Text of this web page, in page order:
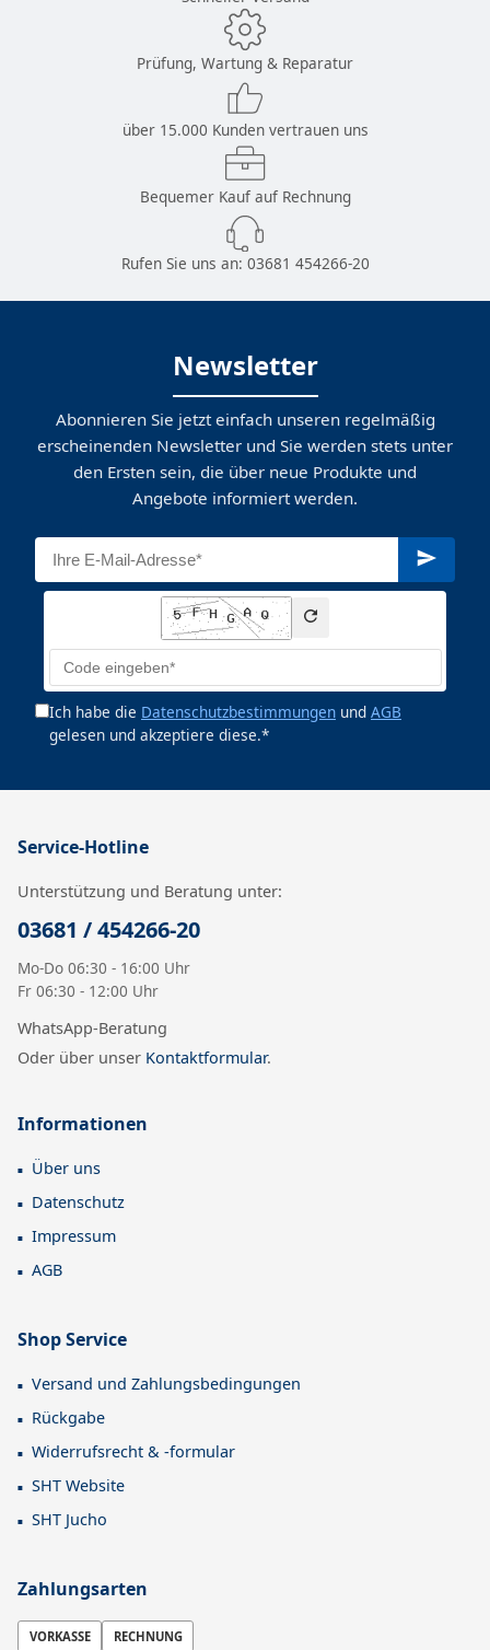
Prüfung, Wartung & Reparatur
über 15.000 Kunden vertrauen uns
Bequemer Kauf auf Rechnung
Rufen Sie uns an: 03681 454266-20
Newsletter
Abonnieren Sie jetzt einfach unseren regelmäßig
erscheinenden Newsletter und Sie werden stets unter
den Ersten sein, die über neue Produkte und
Angebote informiert werden.
Ich habe die Datenschutzbestimmungen und AGB
gelesen und akzeptiere diese.*
Service-Hotline
Unterstützung und Beratung unter:
03681 / 454266-20
Mo-Do 06:30 - 16:00 Uhr
Fr 06:30 - 12:00 Uhr
WhatsApp-Beratung
Oder über unser Kontaktformular.
Informationen
Über uns
Datenschutz
Impressum
AGB
Shop Service
Versand und Zahlungsbedingungen
Rückgabe
Widerrufsrecht & -formular
SHT Website
SHT Jucho
Zahlungsarten
VORKASSE RECHNUNG